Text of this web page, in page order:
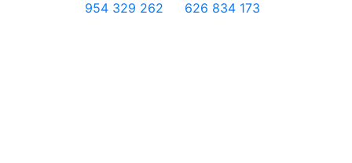
954 329 262 626 834 173